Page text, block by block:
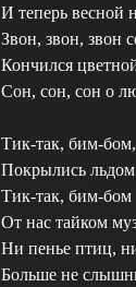
И теперь весной
Звон, звон, звон
Кончился
Сон, сон, сон о
Тик-так, бим-бом,
Покрылись
Тик-так, бим-бом
От нас тайком
Ни пенье птиц,
Больше не